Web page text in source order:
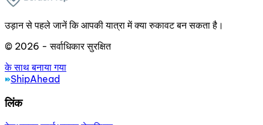
उड़ान से पहले जानें कि आपकी यात्रा में क्या रुकावट बन सकता है।
© 2026 - सर्वाधिकार सुरक्षित
के साथ बनाया गया
ShipAhead
लिंक